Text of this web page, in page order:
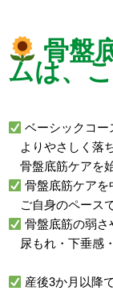
骨盤
ムは、
ベーシックコー
よりやさしく落
骨盤底筋ケアを
骨盤底筋ケアを
ご自身のペース
骨盤底筋の弱さ
尿もれ・下垂感
産後3か月以降で